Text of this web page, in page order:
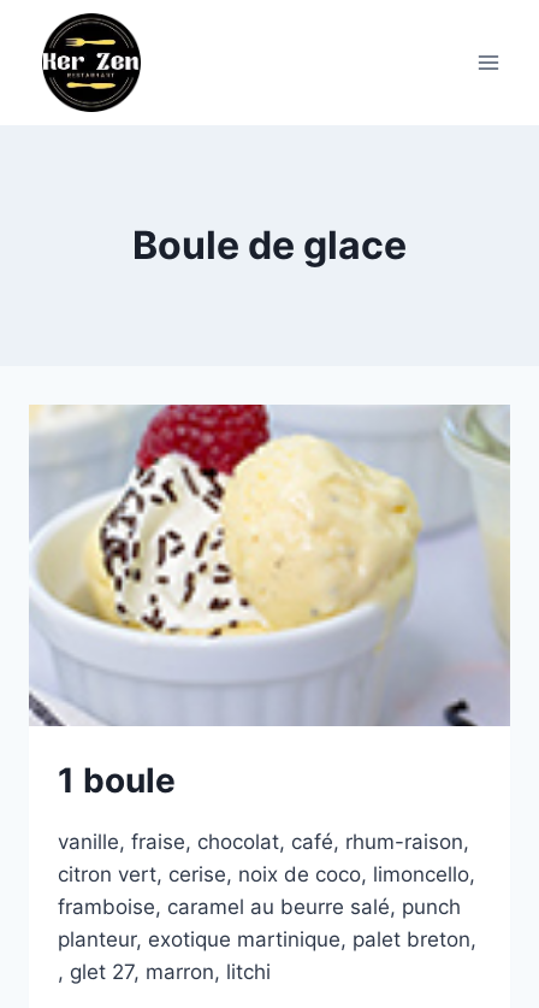
contenu
Boule de glace
1 boule
vanille, fraise, chocolat, café, rhum-raison,
citron vert, cerise, noix de coco, limoncello,
framboise, caramel au beurre salé, punch
planteur, exotique martinique, palet breton,
, glet 27, marron, litchi